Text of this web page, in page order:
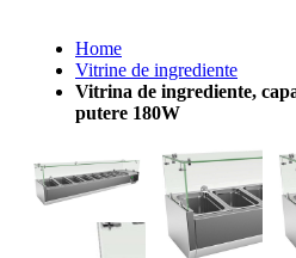
Home
Vitrine de ingrediente
Vitrina de ingrediente,
putere 180W